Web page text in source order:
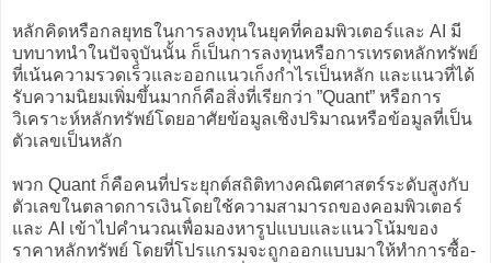
หลักคิดหรือกลยุทธในการลงทุนในยุคที่คอมพิวเตอร์และ AI มี
บทบาทนำในปัจจุบันนั้น ก็เป็นการลงทุนหรือการเทรดหลักทรัพย์
ที่เน้นความรวดเร็วและออกแนวเก็งกำไรเป็นหลัก และแนวที่ได้
รับความนิยมเพิ่มขึ้นมากก็คือสิ่งที่เรียกว่า ”Quant” หรือการ
วิเคราะห์หลักทรัพย์โดยอาศัยข้อมูลเชิงปริมาณหรือข้อมูลที่เป็น
ตัวเลขเป็นหลัก
พวก Quant ก็คือคนที่ประยุกต์สถิติทางคณิตศาสตร์ระดับสูงกับ
ตัวเลขในตลาดการเงินโดยใช้ความสามารถของคอมพิวเตอร์
และ AI เข้าไปคำนวณเพื่อมองหารูปแบบและแนวโน้มของ
ราคาหลักทรัพย์ โดยที่โปรแกรมจะถูกออกแบบมาให้ทำการซื้อ-